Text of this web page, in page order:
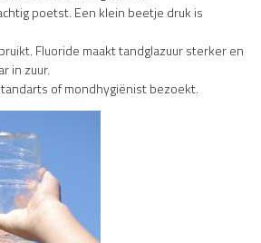
poetst. Een klein beetje druk is
Fluoride maakt tandglazuur sterker en
in zuur.
of mondhygiënist bezoekt.